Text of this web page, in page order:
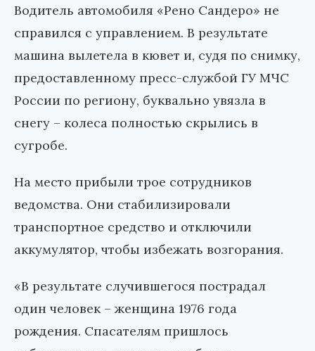
Водитель автомобиля «Рено Сандеро» не
справился с управлением. В результате
машина вылетела в кювет и, судя по снимку,
предоставленному пресс-службой ГУ МЧС
России по региону, буквально увязла в
снегу – колеса полностью скрылись в
сугробе.
На место прибыли трое сотрудников
ведомства. Они стабилизировали
транспортное средство и отключили
аккумулятор, чтобы избежать возгорания.
«В результате случившегося пострадал
один человек – женщина 1976 года
рождения. Спасателям пришлось